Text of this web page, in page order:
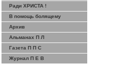
Ради ХРИСТА !
В помощь болящему
Архив
Альманах П Л
Газета П П С
Журнал П Е В